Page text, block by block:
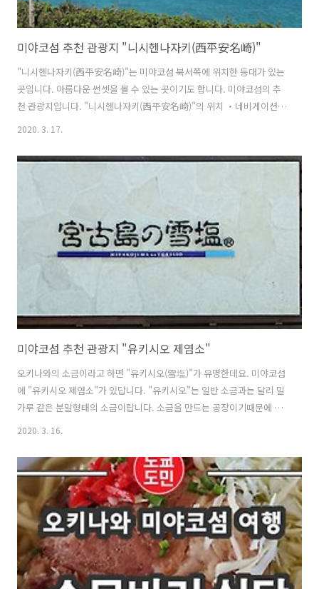
미야코섬 추천 관광지 "니시헨나자키(西平安名崎)"
"니시헨나자키(西平安名崎)"는 미야코섬 북서쪽에 위치한 등대가 있는
곳입니다. 아름다운 썬셋을 볼 수 있는 곳이기도 합니다. 미야코섬의 추
천 관광지입니다. "니시헨나자키(西平安名崎)"의 위치 ・네비게이션
名崎)"의 볼거리 미야코섬에는 "니시헨나자키(西平安名崎)"와 "히가시
헨나자키(東平安名崎)" 라는 유명한 관광지가 있습니다만, "히가시헨나
자키(東平安名崎)"가 더 유명합니다. 몇번이나 미야코섬으로 와 보면서
2020년 1월 14일 방문했습니다. "니시헨나자키(西平安名崎)"의 무료
2020. 3. 17.
미야코섬 추천 관광지 "유키시오 제염소"
오키나와의 소금이라고 하면 "유키시오(雪塩)"가 유명한데요. 미야코섬
에 "유키시오 제염소"가 있답니다. "유키시오"는 일반 소금과는 달리 밀
가루 같은 분말형태의 소금이랍니다. 소금을 만드는 공장이기때문에 견
학도 가능하답니다. "유키시오 제염소"의 위치와 네비게이션 맵코드
沖縄県宮古島市平良狩俣191 전화번호 : 0980-72-5667 영업시간 :
09:00 ~ 18:30 연중무휴 유키시오 제염소 탐방! "유키시오 제염소"입니
다. 무료 주차장도 완비되어 있습니다. 방문일은 2020년 1월 14일입니
다. 일부 리뉴얼 공사를 하고 있었습니다. 바로 옆에 정상영업하고 있으
니 구경가시면 됩니다. 일단, 가게 안으로 들어가면 ..
2020. 3. 16.